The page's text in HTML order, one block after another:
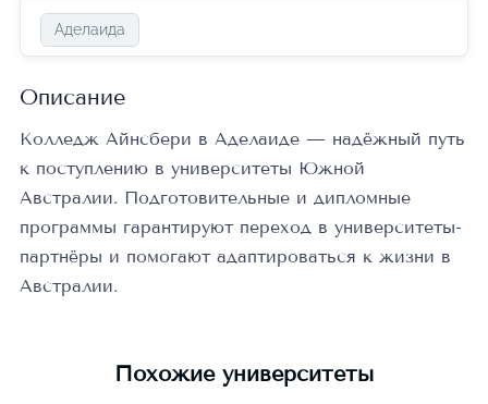
Аделаида
Описание
Колледж Айнсбери в Аделаиде — надёжный путь
к поступлению в университеты Южной
Австралии. Подготовительные и дипломные
программы гарантируют переход в университеты-
партнёры и помогают адаптироваться к жизни в
Австралии.
Похожие университеты